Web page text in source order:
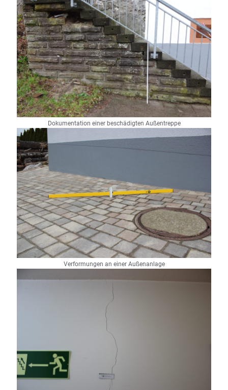
Dokumentation einer beschädigten Außentreppe
Verformungen an einer Außenanlage